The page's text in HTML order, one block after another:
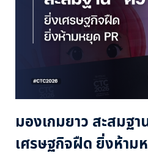
มองเกมยาว สะสมฐา
เศรษฐกิจฝืด ยิ่งห้าม